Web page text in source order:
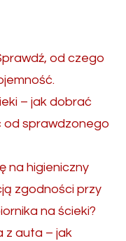
od czego
– jak dobrać
od sprawdzonego
na higieniczny
zgodności przy
na ścieki?
z auta – jak